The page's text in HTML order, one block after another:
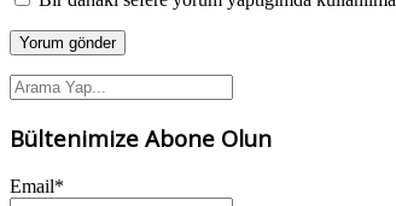
Bültenimize Abone Olun
Email*